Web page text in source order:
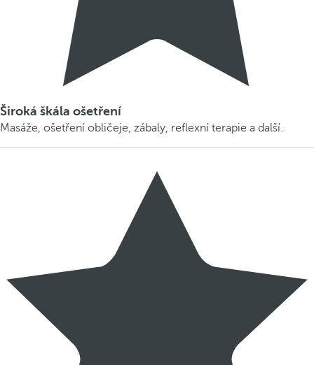
Široká škála ošetření
Masáže, ošetření obličeje, zábaly, reflexní terapie a další.